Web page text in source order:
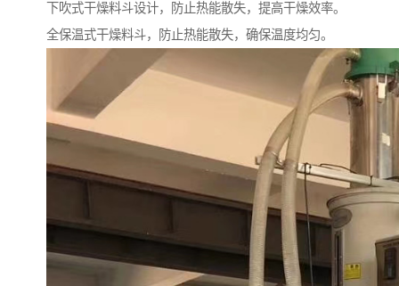
下吹式干燥料斗设计，防止热能散失，提高干燥效率。
全保温式干燥料斗，防止热能散失，确保温度均匀。